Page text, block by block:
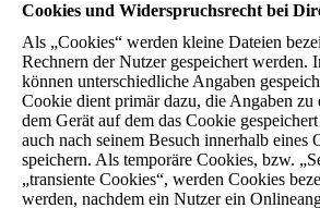
Cookies und Widerspruchsrecht bei
Als „Cookies“ werden kleine Dateien
Rechnern der Nutzer gespeichert werden.
können unterschiedliche Angaben
Cookie dient primär dazu, die Angaben zu
dem Gerät auf dem das Cookie
auch nach seinem Besuch innerhalb eines
speichern. Als temporäre Cookies, bzw.
„transiente Cookies“, werden Cookies
werden, nachdem ein Nutzer ein